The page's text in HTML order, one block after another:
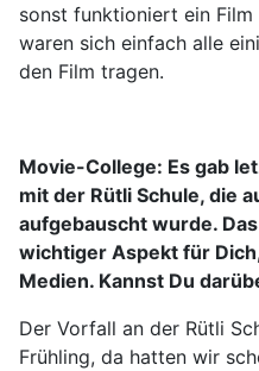
sonst funktioniert ein
waren sich einfach alle
den Film tragen.
Movie-College: Es gab
mit der Rütli Schule, die
aufgebauscht wurde.
wichtiger Aspekt für
Medien. Kannst Du
Der Vorfall an der Rütli
Frühling, da hatten wir